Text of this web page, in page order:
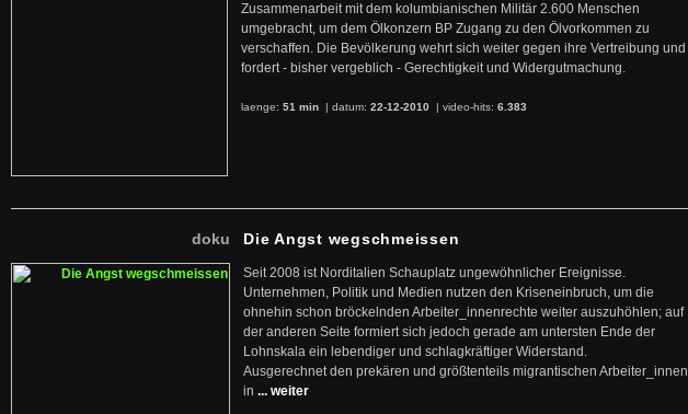
Zusammenarbeit mit dem kolumbianischen Militär 2.600 Menschen
umgebracht, um dem Ölkonzern BP Zugang zu den Ölvorkommen zu
verschaffen. Die Bevölkerung wehrt sich weiter gegen ihre Vertreibung und
fordert - bisher vergeblich - Gerechtigkeit und Widergutmachung.
laenge: 51 min | datum: 22-12-2010 | video-hits: 6.383
doku Die Angst wegschmeissen
Seit 2008 ist Norditalien Schauplatz ungewöhnlicher Ereignisse.
Unternehmen, Politik und Medien nutzen den Kriseneinbruch, um die
ohnehin schon bröckelnden Arbeiter_innenrechte weiter auszuhöhlen; auf
der anderen Seite formiert sich jedoch gerade am untersten Ende der
Lohnskala ein lebendiger und schlagkräftiger Widerstand.
Ausgerechnet den prekären und größtenteils migrantischen Arbeiter_innen
in ... weiter